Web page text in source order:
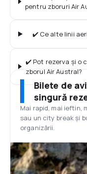
pentru zboruri Air
✔️ Ce alte linii
✔️ Pot rezerva și o
zborul Air Austral?
Bilete de
singură
Mai rapid, mai ieftin,
sau un city break și
organizării.